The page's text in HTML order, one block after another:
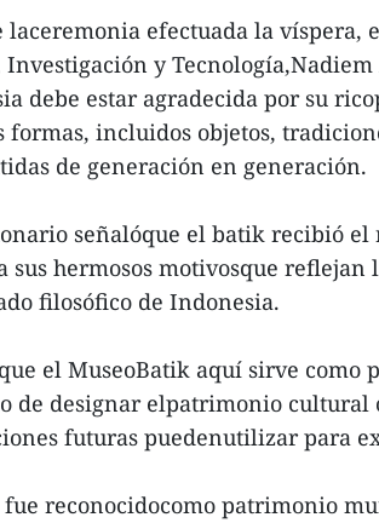
laceremonia efectuada la víspera,
Investigación y
debe estar agradecida por su
formas, incluidos objetos,
de generación en generación.
señalóque el batik recibió
sus hermosos motivosque
filosófico de Indonesia.
el MuseoBatik aquí sirve como
de designar elpatrimonio cultural
futuras puedenutilizar para
reconocidocomo patrimonio